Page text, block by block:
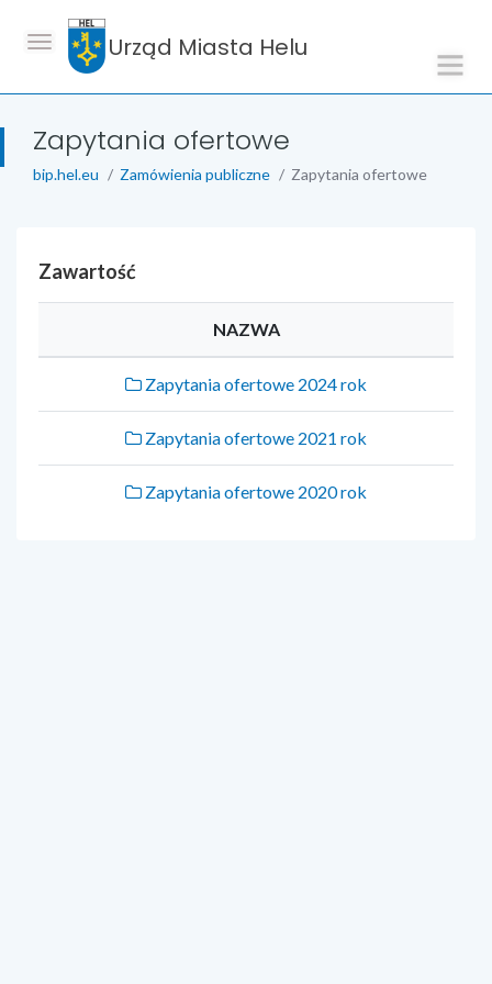
Urząd Miasta Helu
Zapytania ofertowe
bip.hel.eu Zamówienia publiczne Zapytania ofertowe
Zawartość
NAZWA
Zapytania ofertowe 2024 rok
Zapytania ofertowe 2021 rok
Zapytania ofertowe 2020 rok